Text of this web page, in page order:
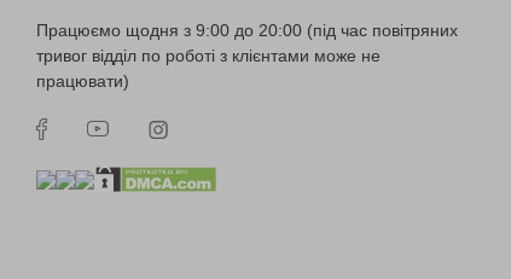
Працюємо щодня з 9:00 до 20:00 (під час повітряних
тривог відділ по роботі з клієнтами може не
працювати)